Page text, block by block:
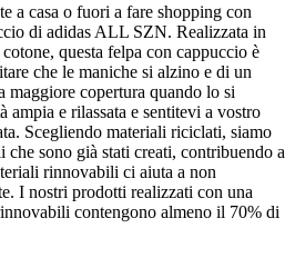
a casa o fuori a fare shopping con
di adidas ALL SZN. Realizzata in
questa felpa con cappuccio è
che le maniche si alzino e di un
maggiore copertura quando lo si
ampia e rilassata e sentitevi a vostro
Scegliendo materiali riciclati, siamo
sono già stati creati, contribuendo a
rinnovabili ci aiuta a non
I nostri prodotti realizzati con una
contengono almeno il 70% di